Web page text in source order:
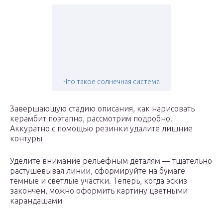
Что такое солнечная система
Завершающую стадию описания, как нарисовать
керамбит поэтапно, рассмотрим подробно.
Аккуратно с помощью резинки удалите лишние
контуры
Уделите внимание рельефным деталям — тщательно
растушевывая линии, сформируйте на бумаге
темные и светлые участки. Теперь, когда эскиз
закончен, можно оформить картину цветными
карандашами